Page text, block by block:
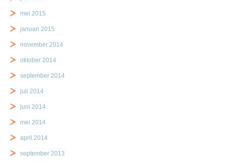
mei 2015
januari 2015
november 2014
oktober 2014
september 2014
juli 2014
juni 2014
mei 2014
april 2014
september 2013